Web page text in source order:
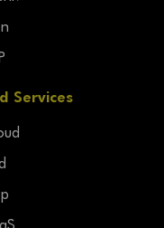
Services